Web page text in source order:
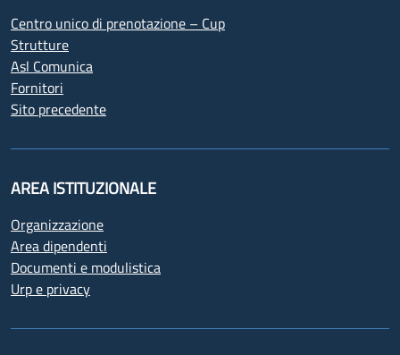
Centro unico di prenotazione – Cup
Strutture
Asl Comunica
Fornitori
Sito precedente
AREA ISTITUZIONALE
Organizzazione
Area dipendenti
Documenti e modulistica
Urp e privacy